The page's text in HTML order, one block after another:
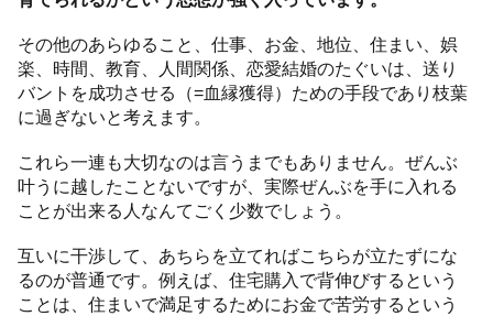
その他のあらゆること、仕事、お金、地位、住まい、娯
楽、時間、教育、人間関係、恋愛結婚のたぐいは、送り
バントを成功させる（=血縁獲得）ための手段であり枝葉
に過ぎないと考えます。
これら一連も大切なのは言うまでもありません。ぜんぶ
叶うに越したことないですが、実際ぜんぶを手に入れる
ことが出来る人なんてごく少数でしょう。
互いに干渉して、あちらを立てればこちらが立たずにな
るのが普通です。例えば、住宅購入で背伸びするという
ことは、住まいで満足するためにお金で苦労するという